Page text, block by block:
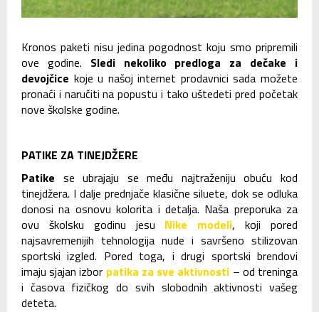
Kronos paketi nisu jedina pogodnost koju smo pripremili
ove godine. Sledi nekoliko predloga za dečake i
devojčice koje u našoj internet prodavnici sada možete
pronaći i naručiti na popustu i tako uštedeti pred početak
nove školske godine.
PATIKE ZA TINEJDŽERE
Patike se ubrajaju se među najtraženiju obuću kod
tinejdžera. I dalje prednjače klasične siluete, dok se odluka
donosi na osnovu kolorita i detalja. Naša preporuka za
ovu školsku godinu jesu Nike modeli, koji pored
najsavremenijih tehnologija nude i savršeno stilizovan
sportski izgled. Pored toga, i drugi sportski brendovi
imaju sjajan izbor patika za sve aktivnosti – od treninga
i časova fizičkog do svih slobodnih aktivnosti vašeg
deteta.